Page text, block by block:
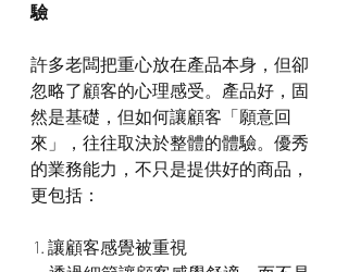
驗
許多老闆把重心放在產品本身，但卻
忽略了顧客的心理感受。產品好，固
然是基礎，但如何讓顧客「願意回
來」，往往取決於整體的體驗。優秀
的業務能力，不只是提供好的商品，
更包括：
1. 讓顧客感覺被重視